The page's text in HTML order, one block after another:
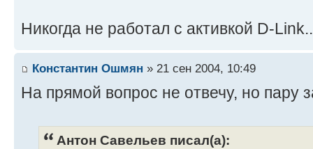
Никогда не работал с активкой D-
Константин Ошмян » 21 сен 2004, 10:49
На прямой вопрос не отвечу, но пару
Антон Савельев писал(а):